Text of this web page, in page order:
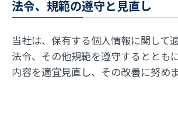
法令、規範の遵守と見直し
当社は、保有する個人情報に関して
法令、その他規範を遵守するととも
内容を適宜見直し、その改善に努めま